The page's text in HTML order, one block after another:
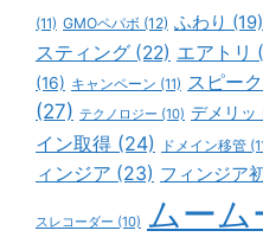
(11) GMOペパボ (12) ふわり (19)
スティング (22) エアトリ
(16) キャンペーン (11) スピー
(27) テクノロジー (10) デメリッ
イン取得 (24) ドメイン移管
ィンジア (23) フィンジア
スレコーダー (10) ムーム